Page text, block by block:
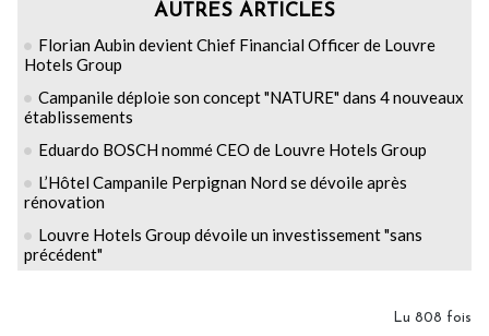
AUTRES ARTICLES
Florian Aubin devient Chief Financial Officer de Louvre
Hotels Group
Campanile déploie son concept "NATURE" dans 4 nouveaux
établissements
Eduardo BOSCH nommé CEO de Louvre Hotels Group
L’Hôtel Campanile Perpignan Nord se dévoile après
rénovation
Louvre Hotels Group dévoile un investissement "sans
précédent"
Lu 808 fois